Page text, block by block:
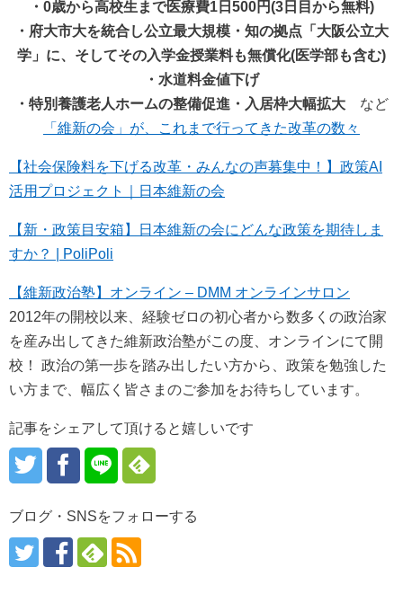
・0歳から高校生まで医療費1日500円(3日目から無料)
・府大市大を統合し公立最大規模・知の拠点「大阪公立大
学」に、そしてその入学金授業料も無償化(医学部も含む)
・水道料金値下げ
・特別養護老人ホームの整備促進・入居枠大幅拡大 など
「維新の会」が、これまで行ってきた改革の数々
【社会保険料を下げる改革・みんなの声募集中！】政策AI
活用プロジェクト｜日本維新の会
【新・政策目安箱】日本維新の会にどんな政策を期待しま
すか？ | PoliPoli
【維新政治塾】オンライン – DMM オンラインサロン
2012年の開校以来、経験ゼロの初心者から数多くの政治家
を産み出してきた維新政治塾がこの度、オンラインにて開
校！ 政治の第一歩を踏み出したい方から、政策を勉強した
い方まで、幅広く皆さまのご参加をお待ちしています。
記事をシェアして頂けると嬉しいです
ブログ・SNSをフォローする